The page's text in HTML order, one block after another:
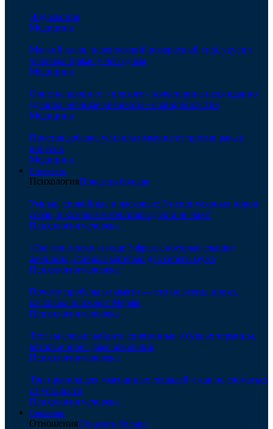
Эндоскопия
Медицина
Мягкий клещ, переносящий возвратный тиф, укусил
человека прямо у него дома
Медицина
Очистка крови от «плохого» холестерина неожиданно
удалила «вечные химикаты» и микропластик
Медицина
Простая добавка усилила иммунитет против рака и
вирусов
Медицина
Психология
ПсихологияПоказать больше
Умные, спокойные и ласковые: 5 непопулярных пород
собак, в которых ветеринары души не чают
Психология человека
«Где мои носки» и еще 3 фразы, которые слышит
женщина, ставшая матерью для своего мужа
Психология человека
Почему пробелы в памяти — это не всегда плохо,
раскрыла психолог Мерфи
Психология человека
Тест на слова: найдите спрятанные в буквах термины,
которые знает даже школьник
Психология человека
Три правила для «загнанных лошадей»: как не сломаться
от усталости
Психология человека
Отношения
ОтношенияПоказать больше